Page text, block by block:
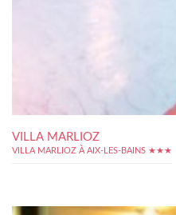
VILLA MARLIOZ
VILLA MARLIOZ À AIX-LES-BAINS ★★★